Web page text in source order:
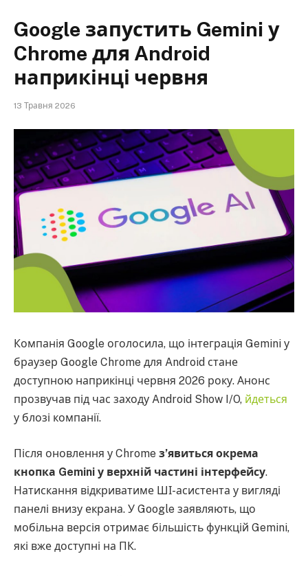
Google запустить Gemini у
Chrome для Android
наприкінці червня
13 Травня 2026
Компанія Google оголосила, що інтеграція Gemini у
браузер Google Chrome для Android стане
доступною наприкінці червня 2026 року. Анонс
прозвучав під час заходу Android Show I/O, йдеться
у блозі компанії.
Після оновлення у Chrome з’явиться окрема
кнопка Gemini у верхній частині інтерфейсу.
Натискання відкриватиме ШІ-асистента у вигляді
панелі внизу екрана. У Google заявляють, що
мобільна версія отримає більшість функцій Gemini,
які вже доступні на ПК.